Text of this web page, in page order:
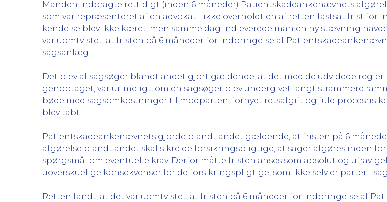
Manden indbragte rettidigt (inden 6 måneder) Patientskadeankenævnets
som var repræsenteret af en advokat - ikke overholdt en af retten fastsat frist for
kendelse blev ikke kæret, men samme dag indleverede man en ny stævning
var uomtvistet, at fristen på 6 måneder for indbringelse af
sagsanlæg.
Det blev af sagsøger blandt andet gjort gældende, at det med de udvidede
genoptaget, var urimeligt, om en sagsøger blev undergivet langt strammere
bøde med sagsomkostninger til modparten, fornyet retsafgift og fuld
blev tabt.
Patientskadeankenævnets gjorde blandt andet gældende, at fristen på 6
afgørelse blandt andet skal sikre de forsikringspligtige, at sager afgøres inden
spørgsmål om eventuelle krav. Derfor måtte fristen anses som absolut og
uoverskuelige konsekvenser for de forsikringspligtige, som ikke selv er parter i
Retten fandt, at det var uomtvistet, at fristen på 6 måneder for indbringelse af